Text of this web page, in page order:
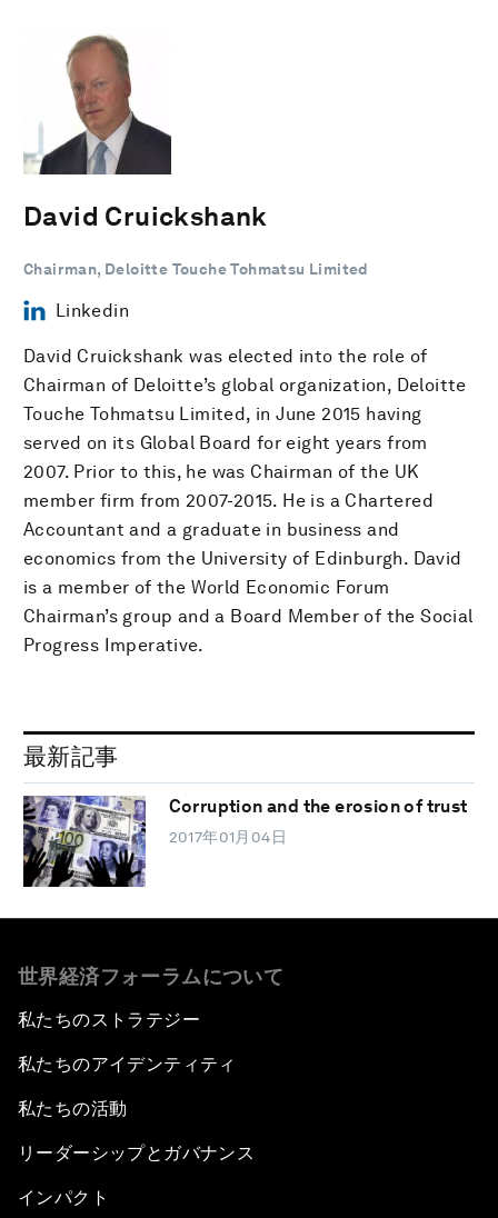
David Cruickshank
Chairman, Deloitte Touche Tohmatsu Limited
Linkedin
David Cruickshank was elected into the role of
Chairman of Deloitte’s global organization, Deloitte
Touche Tohmatsu Limited, in June 2015 having
served on its Global Board for eight years from
2007. Prior to this, he was Chairman of the UK
member firm from 2007-2015. He is a Chartered
Accountant and a graduate in business and
economics from the University of Edinburgh. David
is a member of the World Economic Forum
Chairman’s group and a Board Member of the Social
Progress Imperative.
最新記事
Corruption and the erosion of trust
2017年01月04日
世界経済フォーラムについて
私たちのストラテジー
私たちのアイデンティティ
私たちの活動
リーダーシップとガバナンス
インパクト